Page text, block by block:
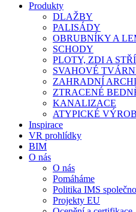
Produkty
DLAŽBY
PALISÁDY
OBRUBNÍKY A
SCHODY
PLOTY, ZDI A
SVAHOVÉ
ZAHRADNÍ
ZTRACENÉ
KANALIZACE
ATYPICKÉ
Inspirace
VR prohlídky
BIM
O nás
O nás
Pomáháme
Politika IMS
Projekty EU